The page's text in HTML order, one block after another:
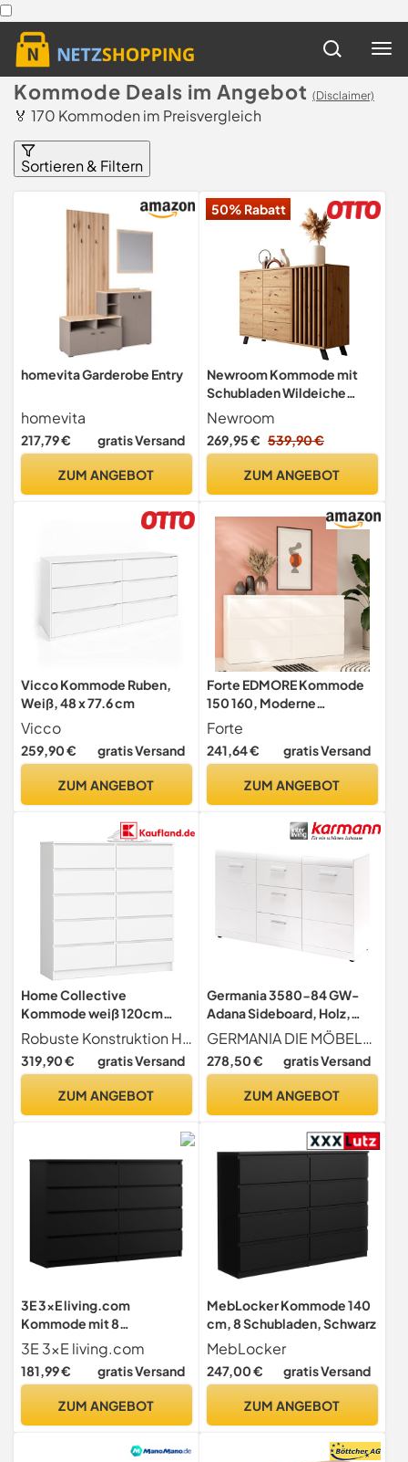
Kommode Deals im Angebot (Disclaimer)
🏅 170 Kommoden im Preisvergleich
Sortieren & Filtern
homevita Garderobe Entry
homevita
217,79 € gratis Versand
ZUM ANGEBOT
50% Rabatt
Newroom Kommode mit
Schubladen Wildeiche
Anthrazit Sideboard Flur
Newroom
269,95 € 539,90 €
ZUM ANGEBOT
Vicco Kommode Ruben,
Weiß, 48 x 77.6 cm
Vicco
259,90 € gratis Versand
ZUM ANGEBOT
Forte EDMORE Kommode
150 160, Moderne
Kommode mit 6
Schubladen,
Holzwerkstoff, Weiß, 153,9
42,2 cm tief
Forte
241,64 € gratis Versand
ZUM ANGEBOT
Home Collective
Kommode weiß 120cm
breit mit 10 Schubladen,
Schlafzimmer und
Wohnzimmer, vielseitig
Kinderzimmer
Robuste Konstruktion Hergestellt aus hochwertiger, laminierte Platte mit ABS-Kanten für verbesserte Haltbarkeit und Schutz gegen Abnutzung.
319,90 € gratis Versand
ZUM ANGEBOT
Germania 3580-84 GW-
Adana Sideboard, Holz,
weiß, 40 x 144 x 86 cm
GERMANIA DIE MÖBELMACHER
278,50 € gratis Versand
ZUM ANGEBOT
3E 3xE living.com
Kommode mit 8
Schubladen 138 cm, Farbe:
Schwarz Matt, H: 102 cm, B:
138 cm, T: 39 cm
3E 3xE living.com
181,99 € gratis Versand
ZUM ANGEBOT
MebLocker Kommode 140
cm, 8 Schubladen, Schwarz
MebLocker
247,00 € gratis Versand
ZUM ANGEBOT